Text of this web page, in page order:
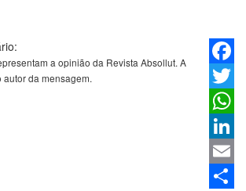
Twitter
Email
a opinião da Revista Absollut. A
da mensagem.